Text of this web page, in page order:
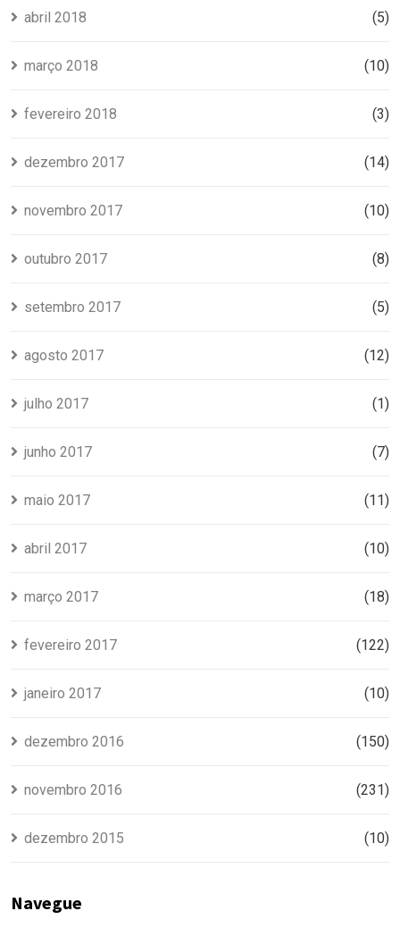
abril 2018 (5)
março 2018 (10)
fevereiro 2018 (3)
dezembro 2017 (14)
novembro 2017 (10)
outubro 2017 (8)
setembro 2017 (5)
agosto 2017 (12)
julho 2017 (1)
junho 2017 (7)
maio 2017 (11)
abril 2017 (10)
março 2017 (18)
fevereiro 2017 (122)
janeiro 2017 (10)
dezembro 2016 (150)
novembro 2016 (231)
dezembro 2015 (10)
Navegue